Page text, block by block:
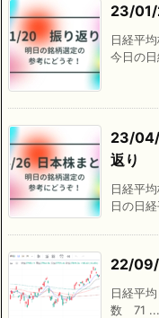
23/
日経平
今日の
23/04/
返り
日経平
日の日
22/
日経平
数 71 ...